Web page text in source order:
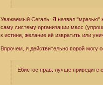
Уважаемый Сегаль. Я назвал "мразью"
саму систему организации масс
к истине, желание её извратить или
Впрочем, я действительно порой могу
Ебистос прав: лучше